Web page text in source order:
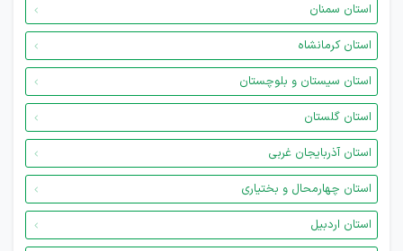
استان سمنان
استان کرمانشاه
استان سیستان و بلوچستان
استان گلستان
استان آذربایجان غربی
استان چهارمحال و بختیاری
استان اردبیل